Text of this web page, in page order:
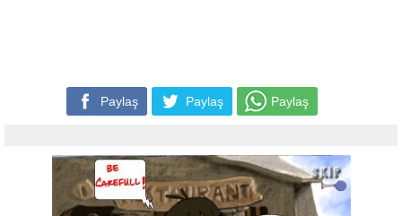
Paylaş Paylaş Paylaş